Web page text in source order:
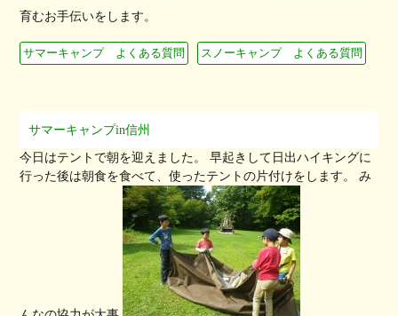
育むお手伝いをします。
サマーキャンプ よくある質問 スノーキャンプ よくある質問
サマーキャンプin信州
今日はテントで朝を迎えました。 早起きして日出ハイキングに
行った後は朝食を食べて、使ったテントの片付けをします。 み